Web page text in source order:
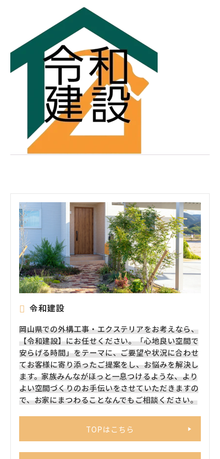
令和建設
岡山県での外構工事・エクステリアをお考えなら、
【令和建設】にお任せください。「心地良い空間で
安らげる時間」をテーマに、ご要望や状況に合わせ
てお客様に寄り添ったご提案をし、お悩みを解決し
ます。家族みんながほっと一息つけるような、より
よい空間づくりのお手伝いをさせていただきますの
で、お家にまつわることなんでもご相談ください。
TOPはこちら